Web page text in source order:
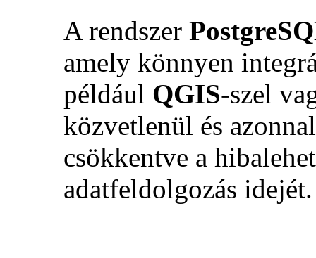
A rendszer
amely könnyen
például QGIS-szel
közvetlenül és
csökkentve a
adatfeldolgozás idejét.